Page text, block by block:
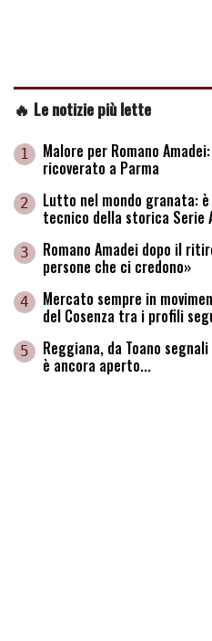
🔥 Le notizie più lette
1 Malore per Romano
ricoverato a Parma
2 Lutto nel mondo granata:
tecnico della storica Serie
3 Romano Amadei dopo il
persone che ci credono»
4 Mercato sempre in
del Cosenza tra i profili
5 Reggiana, da Toano
è ancora aperto...